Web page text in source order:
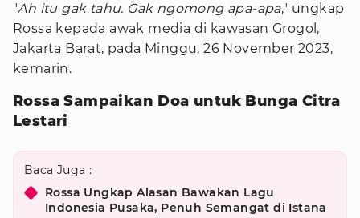
"Ah itu gak tahu. Gak ngomong apa-apa," ungkap
Rossa kepada awak media di kawasan Grogol,
Jakarta Barat, pada Minggu, 26 November 2023,
kemarin.
Rossa Sampaikan Doa untuk Bunga Citra
Lestari
Baca Juga :
Rossa Ungkap Alasan Bawakan Lagu
Indonesia Pusaka, Penuh Semangat di Istana